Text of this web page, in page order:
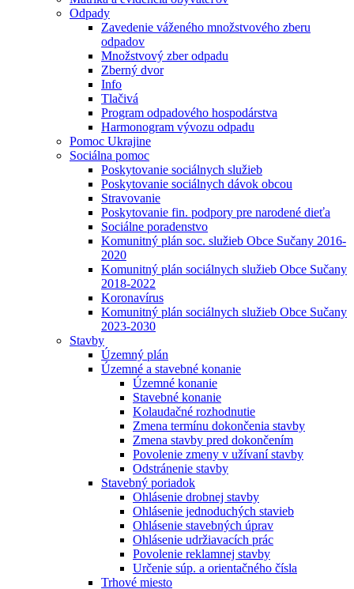
Odpady
Zavedenie váženého množstvového zberu
odpadov
Množstvový zber odpadu
Zberný dvor
Info
Tlačivá
Program odpadového hospodárstva
Harmonogram vývozu odpadu
Pomoc Ukrajine
Sociálna pomoc
Poskytovanie sociálnych služieb
Poskytovanie sociálnych dávok obcou
Stravovanie
Poskytovanie fin. podpory pre narodené dieťa
Sociálne poradenstvo
Komunitný plán soc. služieb Obce Sučany 2016-
2020
Komunitný plán sociálnych služieb Obce Sučany
2018-2022
Koronavírus
Komunitný plán sociálnych služieb Obce Sučany
2023-2030
Stavby
Územný plán
Územné a stavebné konanie
Územné konanie
Stavebné konanie
Kolaudačné rozhodnutie
Zmena termínu dokončenia stavby
Zmena stavby pred dokončením
Povolenie zmeny v užívaní stavby
Odstránenie stavby
Stavebný poriadok
Ohlásenie drobnej stavby
Ohlásenie jednoduchých stavieb
Ohlásenie stavebných úprav
Ohlásenie udržiavacích prác
Povolenie reklamnej stavby
Určenie súp. a orientačného čísla
Trhové miesto